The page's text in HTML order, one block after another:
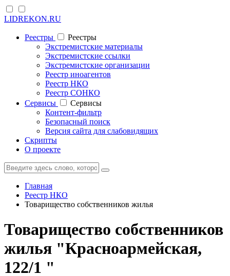
LIDREKON.RU
Реестры
Реестры
Экстремистские материалы
Экстремистские ссылки
Экстремистские организации
Реестр иноагентов
Реестр НКО
Реестр СОНКО
Cервисы
Cервисы
Контент-фильтр
Безопасный поиск
Версия сайта для слабовидящих
Скрипты
О проекте
Главная
Реестр НКО
Товарищество собственников жилья
Товарищество собственников
жилья "Красноармейская,
122/1 "